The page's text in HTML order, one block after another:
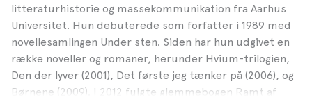
litteraturhistorie og massekommunikation fra Aarhus
Universitet. Hun debuterede som forfatter i 1989 med
novellesamlingen Under sten. Siden har hun udgivet en
række noveller og romaner, herunder Hvium-trilogien,
Den der lyver (2001), Det første jeg tænker på (2006), og
Børnene (2009). I 2012 fulgte glemmebogen Ramt af